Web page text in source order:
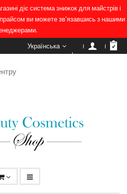
діє система знижок для майстрів і
ви можете зв'язавшись з нашими
Українська